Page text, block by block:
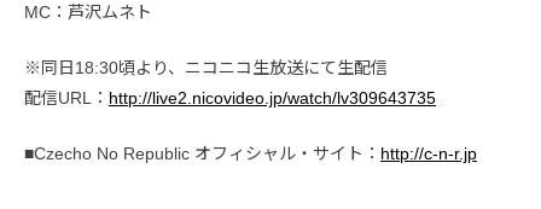
MC：芦沢ムネト
※同日18:30頃より、ニコニコ生放送にて生配信
配信URL： http://live2.nicovideo.jp/watch/lv309643735
■Czecho No Republic オフィシャル・サイト： http://c-n-r.jp